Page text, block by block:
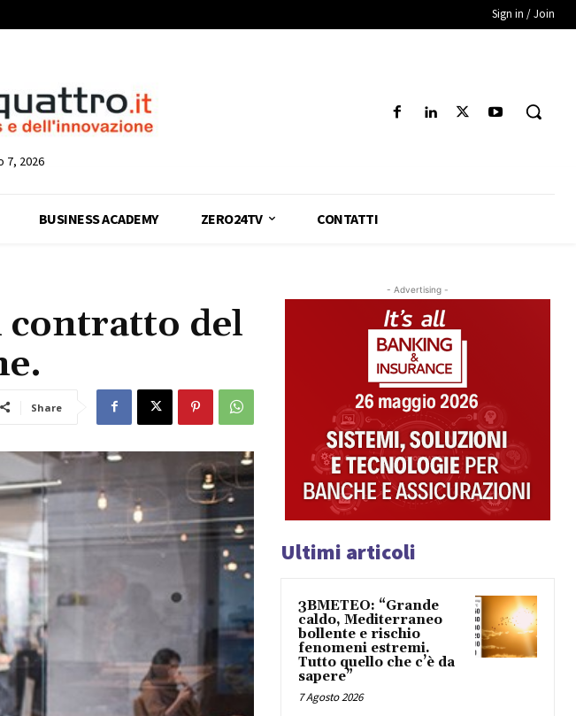
Sign in / Join
7, 2026
BUSINESS ACADEMY ZERO24TV CONTATTI
contratto del
Share
- Advertising -
Ultimi articoli
3BMETEO: “Grande
caldo, Mediterraneo
bollente e rischio
fenomeni estremi.
Tutto quello che c’è da
sapere”
7 Agosto 2026